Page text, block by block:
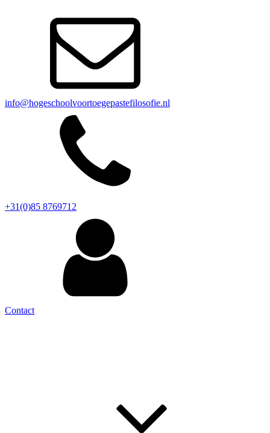
info@hogeschoolvoortoegepastefilosofie.nl
+31(0)85 8769712
Contact